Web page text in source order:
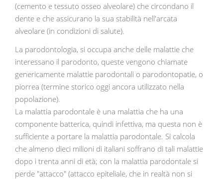
(cemento e tessuto osseo alveolare) che circondano il
dente e che assicurano la sua stabilità nell'arcata
alveolare (in condizioni di salute).
La parodontologia, si occupa anche delle malattie che
interessano il parodonto, queste vengono chiamate
genericamente malattie parodontali o parodontopatie, o
piorrea (termine storico oggi ancora utilizzato nella
popolazione).
La malattia parodontale è una malattia che ha una
componente batterica, quindi infettiva, ma questa non è
sufficiente a portare la malattia parodontale. Si calcola
che almeno dieci milioni di italiani soffrano di tali malattie
dopo i trenta anni di età; con la malattia parodontale si
perde "attacco" (attacco epiteliale, che in realtà non si